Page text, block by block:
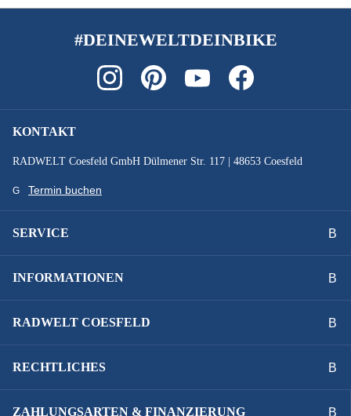
SCHALTUNGSTYP :
Kettenschaltung
SCHALTWERK :
#DEINEWELTDEINBIKE
KONTAKT
RADWELT Coesfeld GmbH Dülmener Str. 117 | 48653 Coesfeld
Termin buchen
SERVICE
INFORMATIONEN
RADWELT COESFELD
RECHTLICHES
ZAHLUNGSARTEN & FINANZIERUNG